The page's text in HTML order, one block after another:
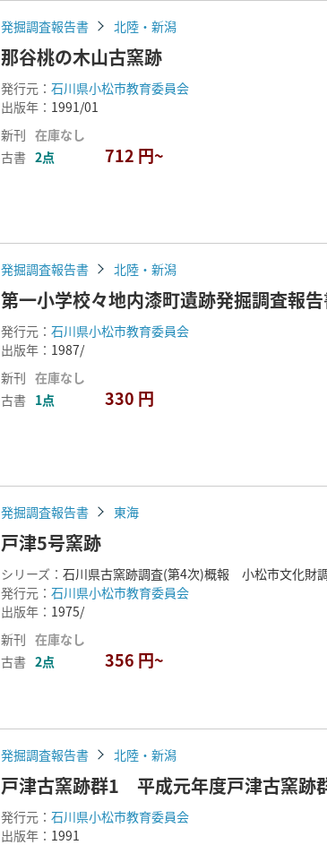
発掘調査報告書 北陸・新潟
那谷桃の木山古窯跡
発行元： 石川県小松市教育委員会
出版年： 1991/01
新刊 在庫なし
古書 2点 712 円~
発掘調査報告書 北陸・新潟
第一小学校々地内漆町遺跡発掘調査報
発行元： 石川県小松市教育委員会
出版年： 1987/
新刊 在庫なし
古書 1点 330 円
発掘調査報告書 東海
戸津5号窯跡
シリーズ： 石川県古窯跡調査(第4次)概報 小松市文化財
発行元： 石川県小松市教育委員会
出版年： 1975/
新刊 在庫なし
古書 2点 356 円~
発掘調査報告書 北陸・新潟
戸津古窯跡群1 平成元年度戸津古窯跡
発行元： 石川県小松市教育委員会
出版年： 1991